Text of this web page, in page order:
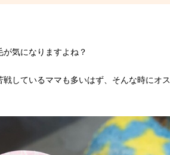
気になりますよね？
しているママも多いはず、そんな時にオス